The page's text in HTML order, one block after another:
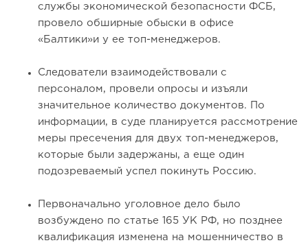
службы экономической безопасности ФСБ,
провело обширные обыски в офисе
«Балтики»и у ее топ-менеджеров.
Следователи взаимодействовали с
персоналом, провели опросы и изъяли
значительное количество документов. По
информации, в суде планируется рассмотрение
меры пресечения для двух топ-менеджеров,
которые были задержаны, а еще один
подозреваемый успел покинуть Россию.
Первоначально уголовное дело было
возбуждено по статье 165 УК РФ, но позднее
квалификация изменена на мошенничество в